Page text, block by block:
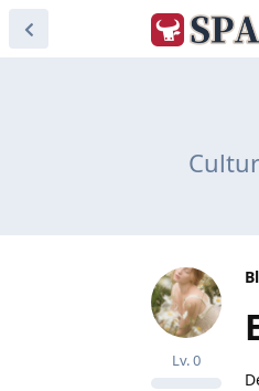
Lv.0